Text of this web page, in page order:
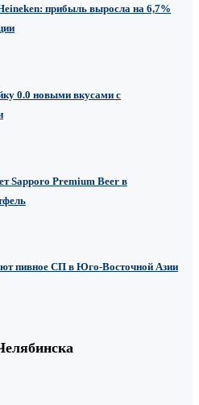
прибыль выросла на 6,7%
0.0 новыми вкусами с
Sapporo Premium Beer в
пивное СП в Юго-Восточной Азии